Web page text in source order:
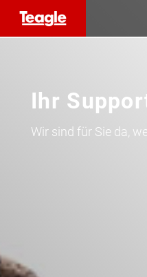
Ihr
Wir sind für Sie da,